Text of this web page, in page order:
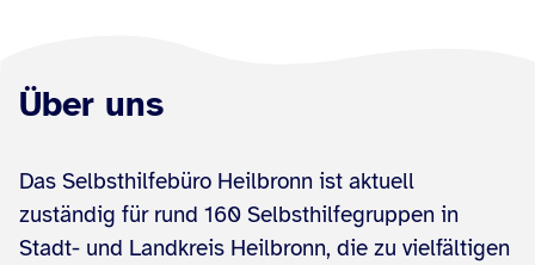
Über uns
Das Selbsthilfebüro Heilbronn ist aktuell
zuständig für rund 160 Selbsthilfegruppen in
Stadt- und Landkreis Heilbronn, die zu vielfältigen